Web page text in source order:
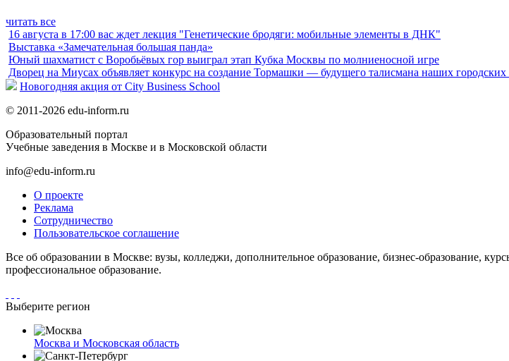
читать все
16 августа в 17:00 вас ждет лекция "Генетические бродяги: мобильные элементы в ДНК"
Выставка «Замечательная большая панда»
Юный шахматист с Воробьёвых гор выиграл этап Кубка Москвы по молниеносной игре
Дворец на Миусах объявляет конкурс на создание Тормашки — будущего талисмана наших городских
Новогодняя акция от City Business School
© 2011-2026 edu-inform.ru
Образовательный портал
Учебные заведения в Москве и в Московской области
info@edu-inform.ru
О проекте
Реклама
Сотрудничество
Пользовательское соглашение
Все об образовании в Москве: вузы, колледжи, дополнительное образование, бизнес-образование,
профессиональное образование.
Выберите регион
Москва и Московская область